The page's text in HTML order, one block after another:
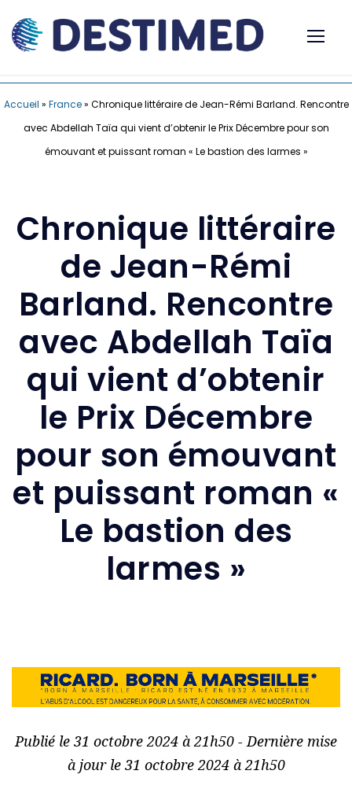
Accueil » France» Chronique littéraire de Jean-Rémi Barland. Rencontre
avec Abdellah Taïa qui vient d’obtenir le Prix Décembre pour son
émouvant et puissant roman « Le bastion des larmes »
Chronique littéraire
de Jean-Rémi
Barland. Rencontre
avec Abdellah Taïa
qui vient d’obtenir
le Prix Décembre
pour son émouvant
et puissant roman «
Le bastion des
larmes »
Publié le 31 octobre 2024 à 21h50 - Dernière mise
à jour le 31 octobre 2024 à 21h50